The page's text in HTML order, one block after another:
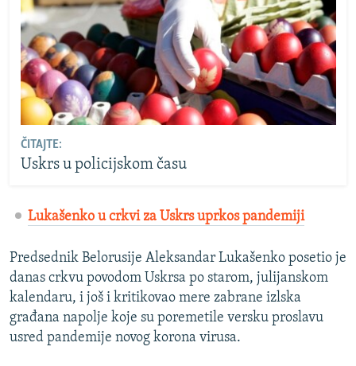
ČITAJTE:
Uskrs u policijskom času
Lukašenko u crkvi za Uskrs uprkos pandemiji
Predsednik Belorusije Aleksandar Lukašenko posetio je
danas crkvu povodom Uskrsa po starom, julijanskom
kalendaru, i još i kritikovao mere zabrane izlska
građana napolje koje su poremetile versku proslavu
usred pandemije novog korona virusa.